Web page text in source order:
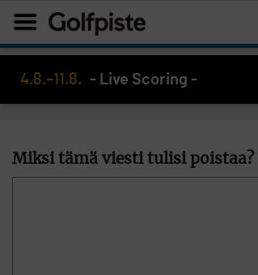
4.8.–11.8. - Live Scoring -
Miksi tämä viesti tulisi poistaa?